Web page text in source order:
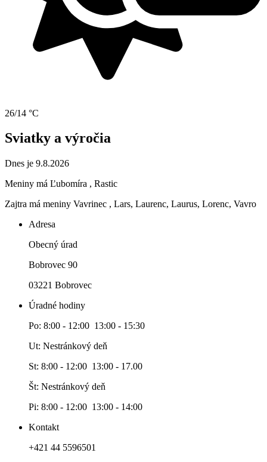
26/14 °C
Sviatky a výročia
Dnes je 9.8.2026
Meniny má Ľubomíra , Rastic
Zajtra má meniny Vavrinec , Lars, Laurenc, Laurus, Lorenc, Vavro
Adresa
Obecný úrad
Bobrovec 90
03221 Bobrovec
Úradné hodiny
Po: 8:00 - 12:00 13:00 - 15:30
Ut: Nestránkový deň
St: 8:00 - 12:00 13:00 - 17.00
Št: Nestránkový deň
Pi: 8:00 - 12:00 13:00 - 14:00
Kontakt
+421 44 5596501